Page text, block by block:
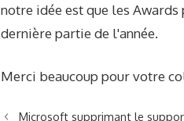
notre idée est que les
dernière partie de l'année.
Merci beaucoup pour votre
Microsoft supprimant le